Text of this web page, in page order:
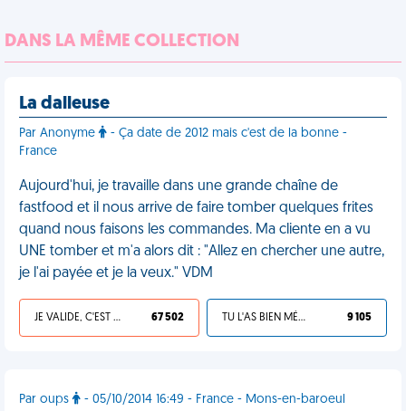
DANS LA MÊME COLLECTION
La dalleuse
Par Anonyme
- Ça date de 2012 mais c'est de la bonne -
France
Aujourd'hui, je travaille dans une grande chaîne de
fastfood et il nous arrive de faire tomber quelques frites
quand nous faisons les commandes. Ma cliente en a vu
UNE tomber et m'a alors dit : "Allez en chercher une autre,
je l'ai payée et je la veux." VDM
JE VALIDE, C'EST UNE VDM 67 502 TU L'AS BIEN MÉRITÉ 9 105
Par oups - 05/10/2014 16:49 - France - Mons-en-baroeul